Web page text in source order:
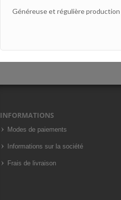
Généreuse et régulière production
INFORMATIONS
Modes de paiements
Informations sur la société
Frais de livraison